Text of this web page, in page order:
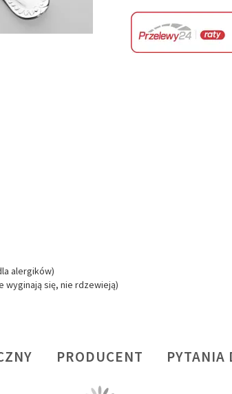
alergików)
wyginają się, nie rdzewieją)
PRODUCENT PYTANIA